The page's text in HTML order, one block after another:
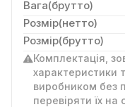
Вага(брутто)
Розмір(нетто)
Розмір(брутто)
Комплектація,
характеристики
виробником без
перевіряти їх